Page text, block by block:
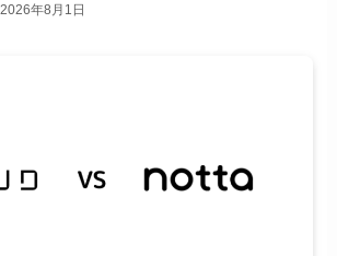
2026年8月1日